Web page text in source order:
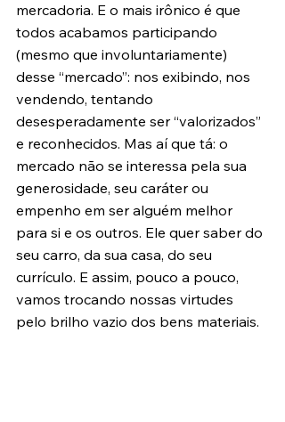
mercadoria. E o mais irônico é que
todos acabamos participando
(mesmo que involuntariamente)
desse “mercado”: nos exibindo, nos
vendendo, tentando
desesperadamente ser “valorizados”
e reconhecidos. Mas aí que tá: o
mercado não se interessa pela sua
generosidade, seu caráter ou
empenho em ser alguém melhor
para si e os outros. Ele quer saber do
seu carro, da sua casa, do seu
currículo. E assim, pouco a pouco,
vamos trocando nossas virtudes
pelo brilho vazio dos bens materiais.